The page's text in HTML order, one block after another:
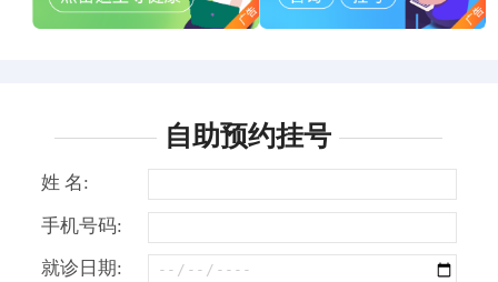
自助预约挂号
姓 名:
手机号码:
就诊日期: